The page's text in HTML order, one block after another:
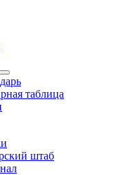
таблица
штаб